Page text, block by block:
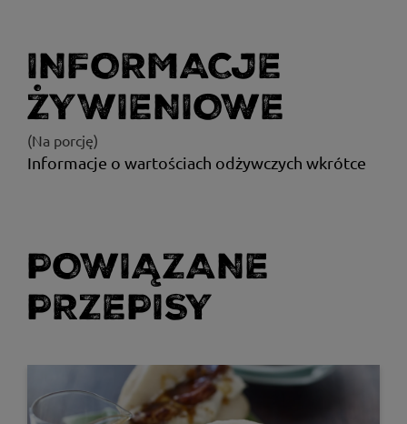
INFORMACJE
ŻYWIENIOWE
(Na porcję)
Informacje o wartościach odżywczych wkrótce
POWIĄZANE
PRZEPISY